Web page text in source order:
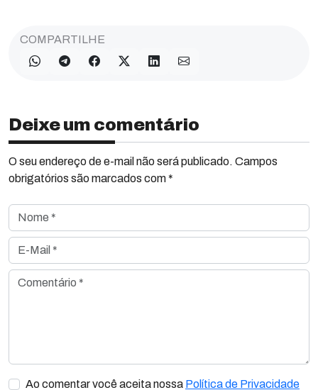
COMPARTILHE
Deixe um comentário
O seu endereço de e-mail não será publicado. Campos
obrigatórios são marcados com *
Nome *
E-Mail *
Comentário *
Ao comentar você aceita nossa Política de Privacidade